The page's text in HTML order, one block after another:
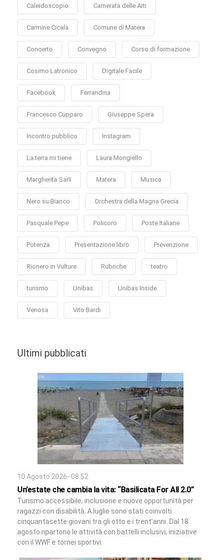
Caleidoscopio Camerata delle Arti
Carmine Cicala Comune di Matera
Concerto Convegno Corso di formazione
Cosimo Latronico Digitale Facile
Facebook Ferrandina
Francesco Cupparo Giuseppe Spera
Incontro pubblico Instagram
La terra mi tiene Laura Mongiello
Margherita Sarli Matera Musica
Nero su Bianco Orchestra della Magna Grecia
Pasquale Pepe Policoro Poste Italiane
Potenza Presentazione libro Prevenzione
Rionero in Vulture Rubriche teatro
turismo Unibas Unibas Inside
Venosa Vito Bardi
Ultimi pubblicati
10 Agosto 2026- 08:52
Un’estate che cambia la vita: “Basilicata For All 2.0”
Turismo accessibile, inclusione e nuove opportunità per
ragazzi con disabilità. A luglio sono stati coinvolti
cinquantasette giovani tra gli otto e i trent’anni. Dal 18
agosto ripartono le attività con battelli inclusivi, iniziative
con il WWF e tornei sportivi.